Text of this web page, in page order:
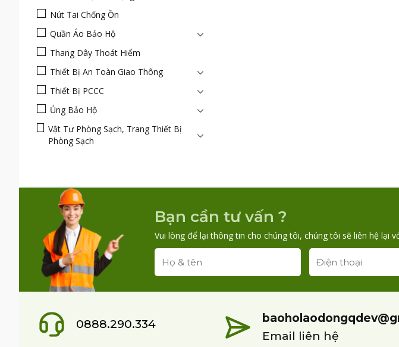
Nút Tai Chống Ồn
Quần Áo Bảo Hộ
Thang Dây Thoát Hiểm
Thiết Bị An Toàn Giao Thông
Thiết Bị PCCC
Ủng Bảo Hộ
Vật Tư Phòng Sạch, Trang Thiết Bị
Phòng Sạch
Bạn cần tư vấn ?
Vui lòng để lại thông tin cho chúng tôi, chúng tôi sẽ liên hệ lại
0888.290.334
Email liên hệ